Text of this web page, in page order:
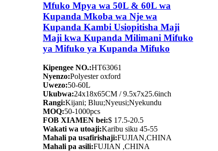
Mfuko Mpya wa 50L & 60L wa
Kupanda Mkoba wa Nje wa
Kupanda Kambi Usiopitisha Maji
Maji kwa Kupanda Milimani Mifuko
ya Mifuko ya Kupanda Mifuko
Kipengee NO.:HT63061
Nyenzo:Polyester oxford
Uwezo:50-60L
Ukubwa:24x18x65CM / 9.5x7x25.6inch
Rangi:Kijani; Bluu;Nyeusi;Nyekundu
MOQ:50-1000pcs
FOB XIAMEN bei:$ 17.5-20.5
Wakati wa utoaji:Karibu siku 45-55
Mahali pa usafirishaji:FUJIAN,CHINA
Mahali pa asili:FUJIAN ,CHINA